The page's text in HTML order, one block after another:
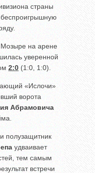
страны
Мозыре на арене
уверенной
2:0 (1:0, 1:0).
«Ислочи»
ворота
Абрамовича
полузащитник
удваивает
тем самым
встречи